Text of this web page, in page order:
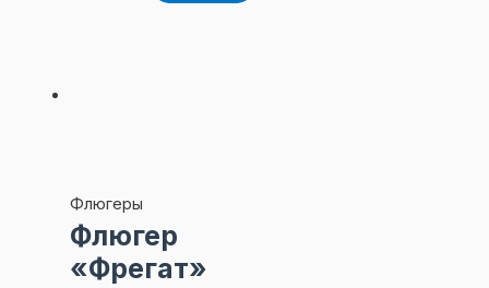
Флюгеры
Флюгер
«Фрегат»